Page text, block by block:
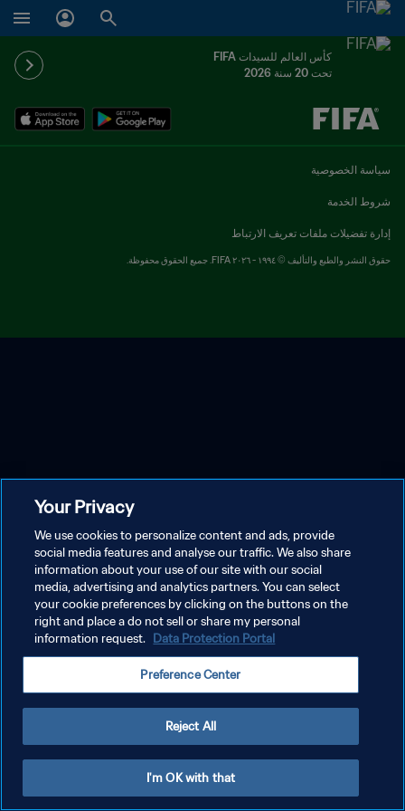
كأس العالم للسيدات FIFA
تحت 20 سنة 2026
يُحدَّد لاحقاً ضد يُحدَّد لاحقاً
سياسة الخصوصية
شروط الخدمة
إدارة تفضيلات ملفات تعريف الارتباط
حقوق النشر والطبع والتأليف © ١٩٩٤ - ٢٠٢٦ FIFA. جميع الحقوق محفوظة.
Your Privacy
We use cookies to personalize content and ads, provide
social media features and analyse our traffic. We also share
information about your use of our site with our social
media, advertising and analytics partners. You can select
your cookie preferences by clicking on the buttons on the
right and place a do not sell or share my personal
information request. Data Protection Portal
Preference Center
Reject All
I'm OK with that